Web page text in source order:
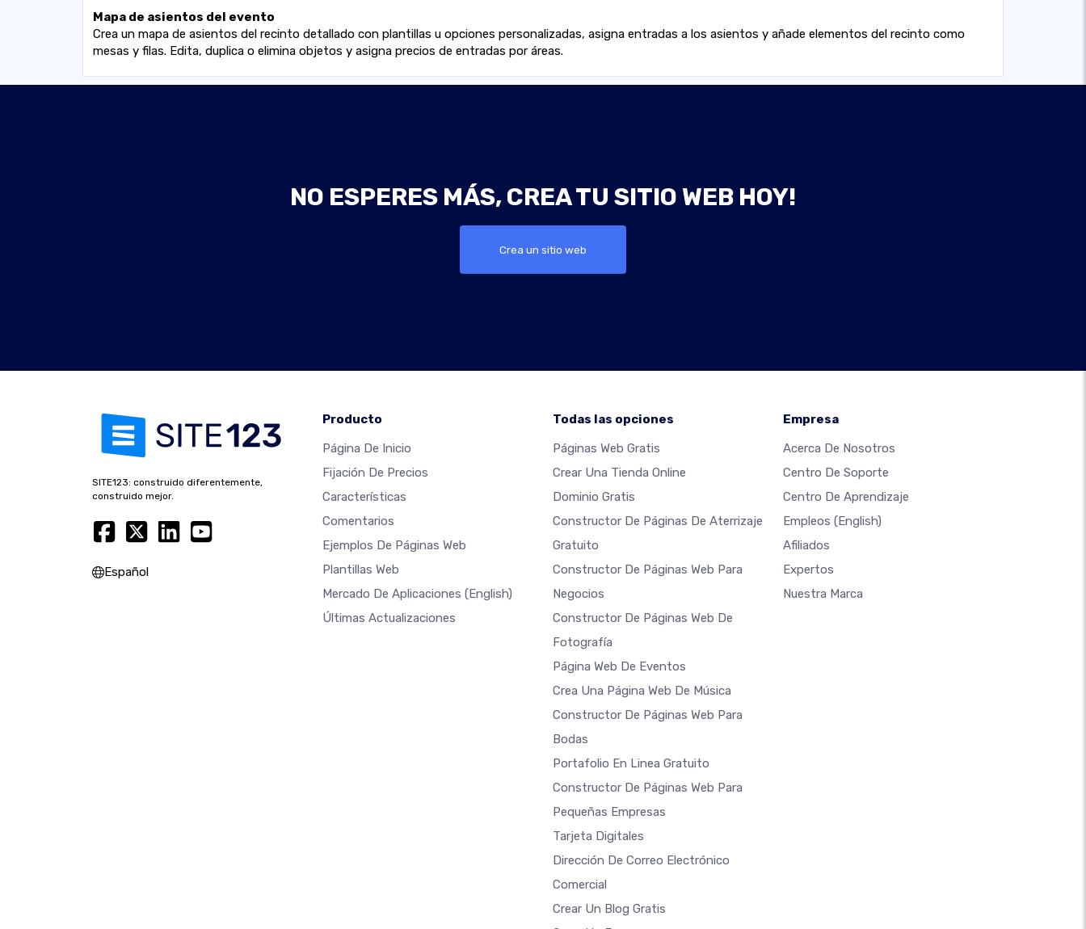
Mapa de asientos del evento
Crea un mapa de asientos del recinto detallado con plantillas u opciones personalizadas, asigna entradas a los asientos y añade elementos del recinto como
mesas y filas. Edita, duplica o elimina objetos y asigna precios de entradas por áreas.
NO ESPERES MÁS, CREA TU SITIO WEB HOY!
Crea un sitio web
SITE123: construido diferentemente,
construido mejor.
Español
Producto
Página De Inicio
Fijación De Precios
Características
Comentarios
Ejemplos De Páginas Web
Plantillas Web
Mercado De Aplicaciones (English)
Últimas Actualizaciones
Todas las opciones
Páginas Web Gratis
Crear Una Tienda Online
Dominio Gratis
Constructor De Páginas De Aterrizaje
Gratuito
Constructor De Páginas Web Para
Negocios
Constructor De Páginas Web De
Fotografía
Página Web De Eventos
Crea Una Página Web De Música
Constructor De Páginas Web Para
Bodas
Portafolio En Linea Gratuito
Constructor De Páginas Web Para
Pequeñas Empresas
Tarjeta Digitales
Dirección De Correo Electrónico
Comercial
Crear Un Blog Gratis
Empresa
Acerca De Nosotros
Centro De Soporte
Centro De Aprendizaje
Empleos (English)
Afiliados
Expertos
Nuestra Marca